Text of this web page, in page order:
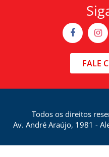
FALE
Todos os direitos
Av. André Araújo, 1981 -